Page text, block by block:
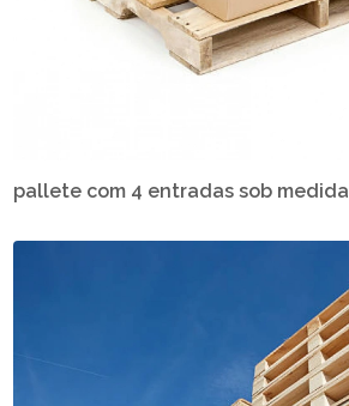
pallete com 4 entradas sob medida